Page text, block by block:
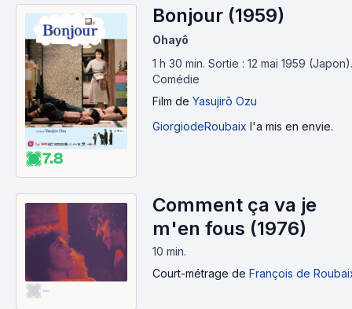
7.8
Bonjour (1959)
Ohayô
1 h 30 min. Sortie : 12 mai 1959 (Japon).
Comédie
Film de Yasujirō Ozu
GiorgiodeRoubaix l'a mis en envie.
-
Comment ça va je
m'en fous (1976)
10 min.
Court-métrage de François de